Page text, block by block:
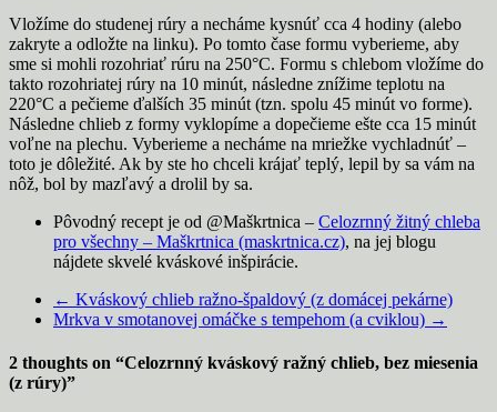
Vložíme do studenej rúry a necháme kysnúť cca 4 hodiny (alebo
zakryte a odložte na linku). Po tomto čase formu vyberieme, aby
sme si mohli rozohriať rúru na 250°C. Formu s chlebom vložíme do
takto rozohriatej rúry na 10 minút, následne znížime teplotu na
220°C a pečieme ďalších 35 minút (tzn. spolu 45 minút vo forme).
Následne chlieb z formy vyklopíme a dopečieme ešte cca 15 minút
voľne na plechu. Vyberieme a necháme na mriežke vychladnúť –
toto je dôležité. Ak by ste ho chceli krájať teplý, lepil by sa vám na
nôž, bol by mazľavý a drolil by sa.
Pôvodný recept je od @Maškrtnica – Celozrnný žitný chleba
pro všechny – Maškrtnica (maskrtnica.cz), na jej blogu
nájdete skvelé kváskové inšpirácie.
← Kváskový chlieb ražno-špaldový (z domácej pekárne)
Mrkva v smotanovej omáčke s tempehom (a cviklou) →
2 thoughts on “Celozrnný kváskový ražný chlieb, bez miesenia
(z rúry)”